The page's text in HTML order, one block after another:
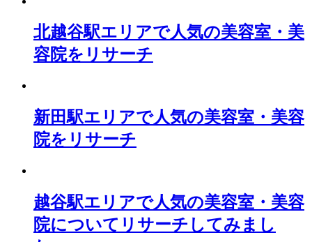
北越谷駅エリアで人気の美容室・美
容院をリサーチ
新田駅エリアで人気の美容室・美容
院をリサーチ
越谷駅エリアで人気の美容室・美容
院についてリサーチしてみまし